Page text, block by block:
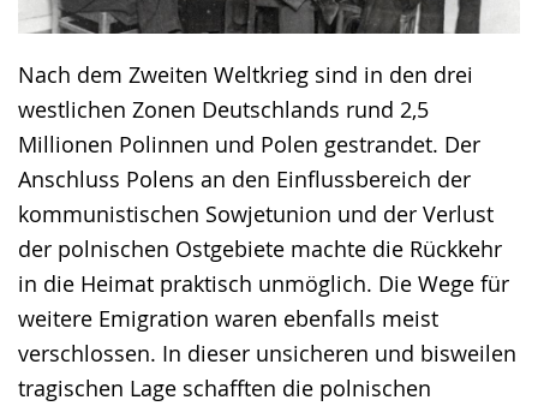
Nach dem Zweiten Weltkrieg sind in den drei
westlichen Zonen Deutschlands rund 2,5
Millionen Polinnen und Polen gestrandet. Der
Anschluss Polens an den Einflussbereich der
kommunistischen Sowjetunion und der Verlust
der polnischen Ostgebiete machte die Rückkehr
in die Heimat praktisch unmöglich. Die Wege für
weitere Emigration waren ebenfalls meist
verschlossen. In dieser unsicheren und bisweilen
tragischen Lage schafften die polnischen